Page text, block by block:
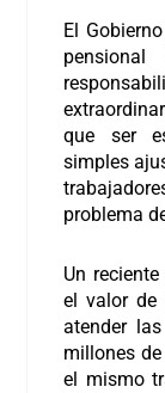
El
que ser
simples
problema
Un
el valor de
atender
millones
el mismo